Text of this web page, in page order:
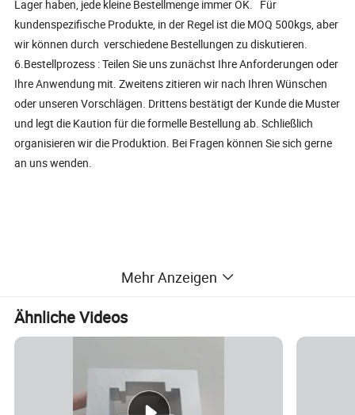
Lager haben, jede kleine Bestellmenge immer OK. Für
kundenspezifische Produkte, in der Regel ist die MOQ 500kgs, aber
wir können durch verschiedene Bestellungen zu diskutieren.
6.Bestellprozess : Teilen Sie uns zunächst Ihre Anforderungen oder
Ihre Anwendung mit. Zweitens zitieren wir nach Ihren Wünschen
oder unseren Vorschlägen. Drittens bestätigt der Kunde die Muster
und legt die Kaution für die formelle Bestellung ab. Schließlich
organisieren wir die Produktion. Bei Fragen können Sie sich gerne
an uns wenden.
Mehr Anzeigen
Ähnliche Videos